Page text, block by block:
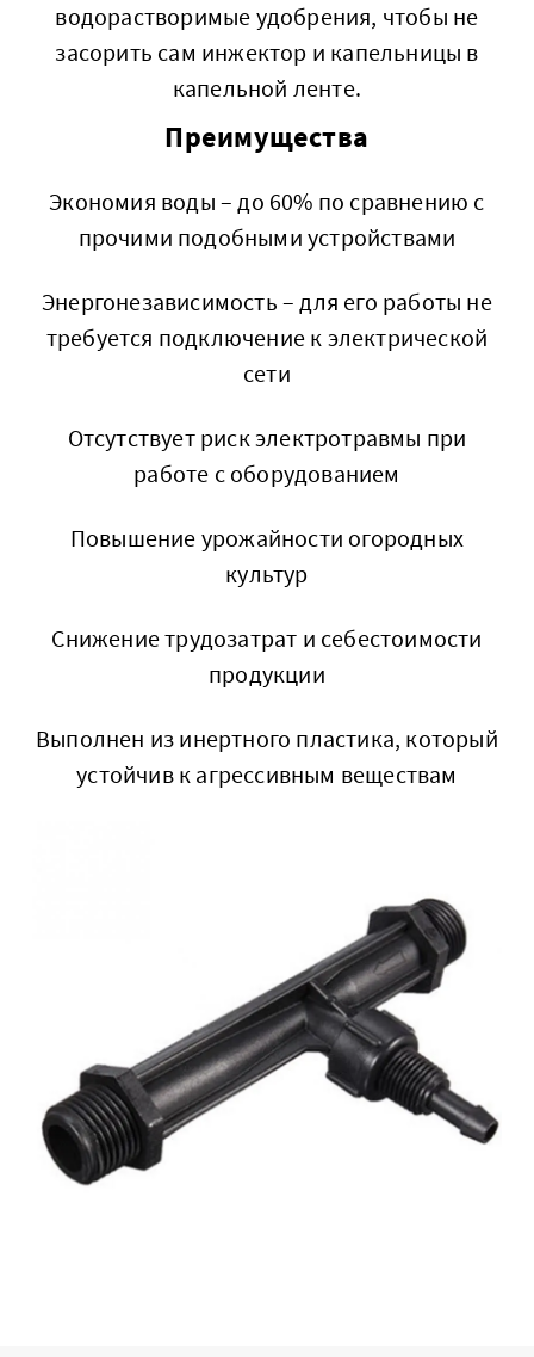
водорастворимые удобрения, чтобы не
засорить сам инжектор и капельницы в
капельной ленте.
Преимущества
Экономия воды – до 60% по сравнению с
прочими подобными устройствами
Энергонезависимость – для его работы не
требуется подключение к электрической
сети
Отсутствует риск электротравмы при
работе с оборудованием
Повышение урожайности огородных
культур
Снижение трудозатрат и себестоимости
продукции
Выполнен из инертного пластика, который
устойчив к агрессивным веществам